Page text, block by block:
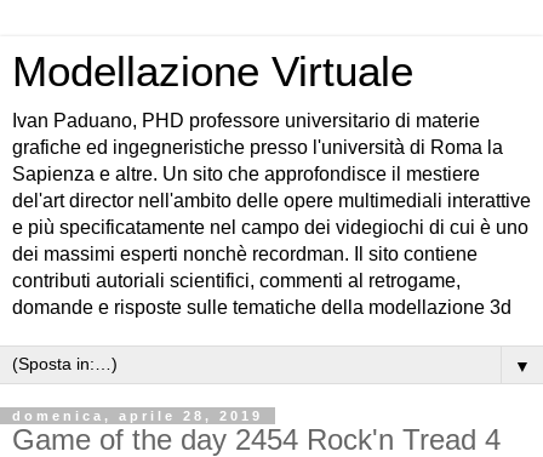
Modellazione Virtuale
Ivan Paduano, PHD professore universitario di materie
grafiche ed ingegneristiche presso l'università di Roma la
Sapienza e altre. Un sito che approfondisce il mestiere
del'art director nell'ambito delle opere multimediali interattive
e più specificatamente nel campo dei videgiochi di cui è uno
dei massimi esperti nonchè recordman. Il sito contiene
contributi autoriali scientifici, commenti al retrogame,
domande e risposte sulle tematiche della modellazione 3d
▼
domenica, aprile 28, 2019
Game of the day 2454 Rock'n Tread 4